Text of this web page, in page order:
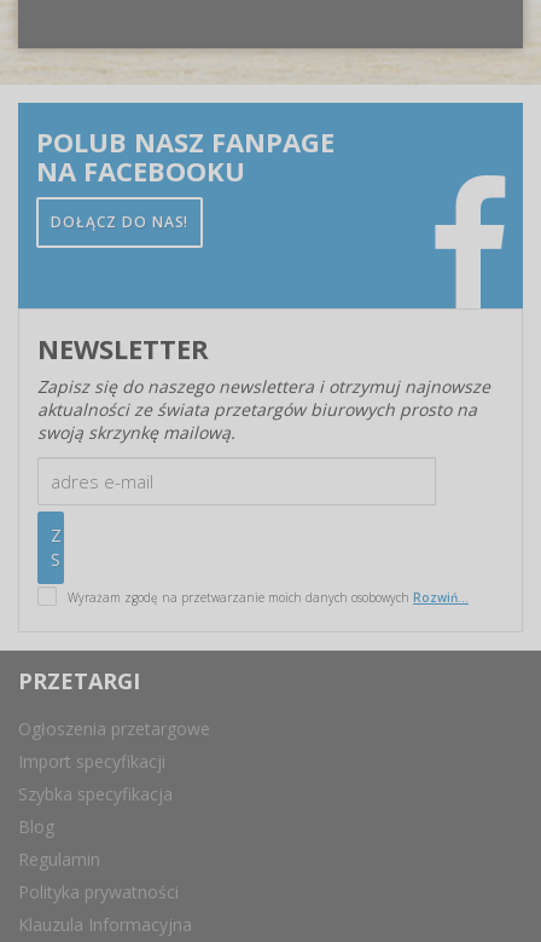
POLUB NASZ FANPAGE
NA FACEBOOKU
DOŁĄCZ DO NAS!
NEWSLETTER
Zapisz się do naszego newslettera i otrzymuj najnowsze
aktualności ze świata przetargów biurowych prosto na
swoją skrzynkę mailową.
Wyrażam zgodę na przetwarzanie moich danych osobowych Rozwiń...
PRZETARGI
Ogłoszenia przetargowe
Import specyfikacji
Szybka specyfikacja
Blog
Regulamin
Polityka prywatności
Klauzula Informacyjna